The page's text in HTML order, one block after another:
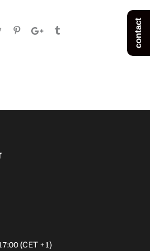
(CET +1)
contact